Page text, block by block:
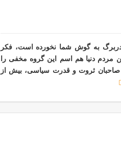
به گوش شما نخورده است، فکر
مردم دنیا هم اسم این گروه مخفی را
ثروت و قدرت سیاسی، بیش از